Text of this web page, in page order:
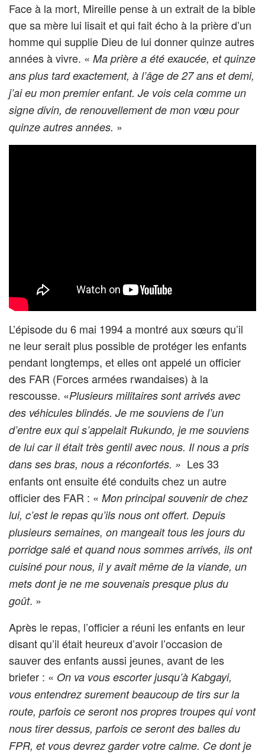
Face à la mort, Mireille pense à un extrait de la bible
que sa mère lui lisait et qui fait écho à la prière d’un
homme qui supplie Dieu de lui donner quinze autres
années à vivre. « Ma prière a été exaucée, et quinze
ans plus tard exactement, à l’âge de 27 ans et demi,
j’ai eu mon premier enfant. Je vois cela comme un
signe divin, de renouvellement de mon vœu pour
quinze autres années. »
L’épisode du 6 mai 1994 a montré aux sœurs qu’il
ne leur serait plus possible de protéger les enfants
pendant longtemps, et elles ont appelé un officier
des FAR (Forces armées rwandaises) à la
rescousse. «Plusieurs militaires sont arrivés avec
des véhicules blindés. Je me souviens de l’un
d’entre eux qui s’appelait Rukundo, je me souviens
de lui car il était très gentil avec nous. Il nous a pris
dans ses bras, nous a réconfortés. » Les 33
enfants ont ensuite été conduits chez un autre
officier des FAR : « Mon principal souvenir de chez
lui, c’est le repas qu’ils nous ont offert. Depuis
plusieurs semaines, on mangeait tous les jours du
porridge salé et quand nous sommes arrivés, ils ont
cuisiné pour nous, il y avait même de la viande, un
mets dont je ne me souvenais presque plus du
goût. »
Après le repas, l’officier a réuni les enfants en leur
disant qu’il était heureux d’avoir l’occasion de
sauver des enfants aussi jeunes, avant de les
briefer : « On va vous escorter jusqu’à Kabgayi,
vous entendrez surement beaucoup de tirs sur la
route, parfois ce seront nos propres troupes qui vont
nous tirer dessus, parfois ce seront des balles du
FPR, et vous devrez garder votre calme. Ce dont je